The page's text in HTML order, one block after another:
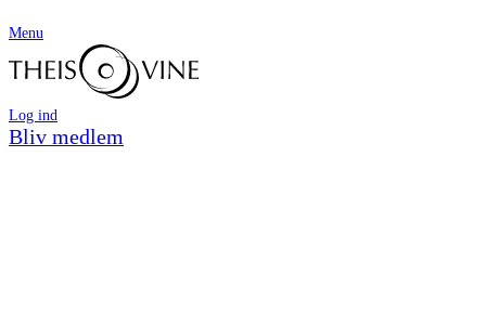
Menu
Log ind
Bliv medlem